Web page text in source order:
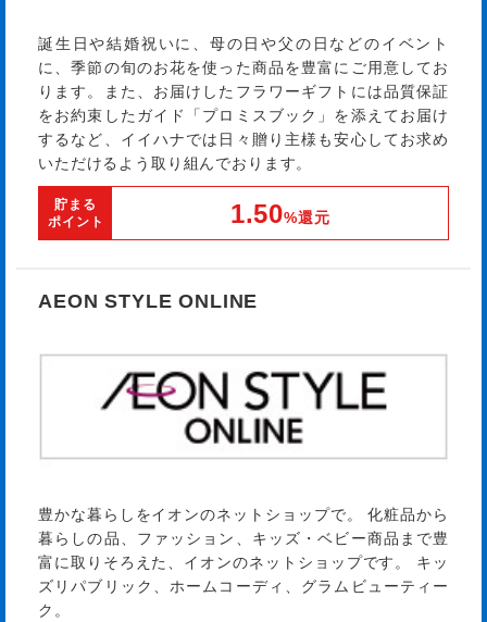
誕生日や結婚祝いに、母の日や父の日などのイベント
に、季節の旬のお花を使った商品を豊富にご用意してお
ります。また、お届けしたフラワーギフトには品質保証
をお約束したガイド「プロミスブック」を添えてお届け
するなど、イイハナでは日々贈り主様も安心してお求め
いただけるよう取り組んでおります。
貯まる
ポイント
1.50%還元
AEON STYLE ONLINE
豊かな暮らしをイオンのネットショップで。 化粧品から
暮らしの品、ファッション、キッズ・ベビー商品まで豊
富に取りそろえた、イオンのネットショップです。 キッ
ズリパブリック、ホームコーディ、グラムビューティー
ク。